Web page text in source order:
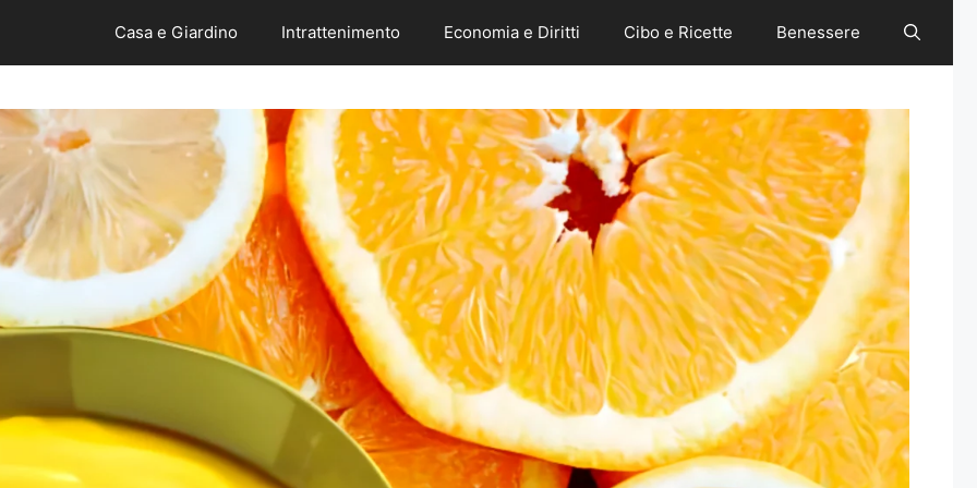
Casa e Giardino Intrattenimento Economia e Diritti Cibo e Ricette Benessere